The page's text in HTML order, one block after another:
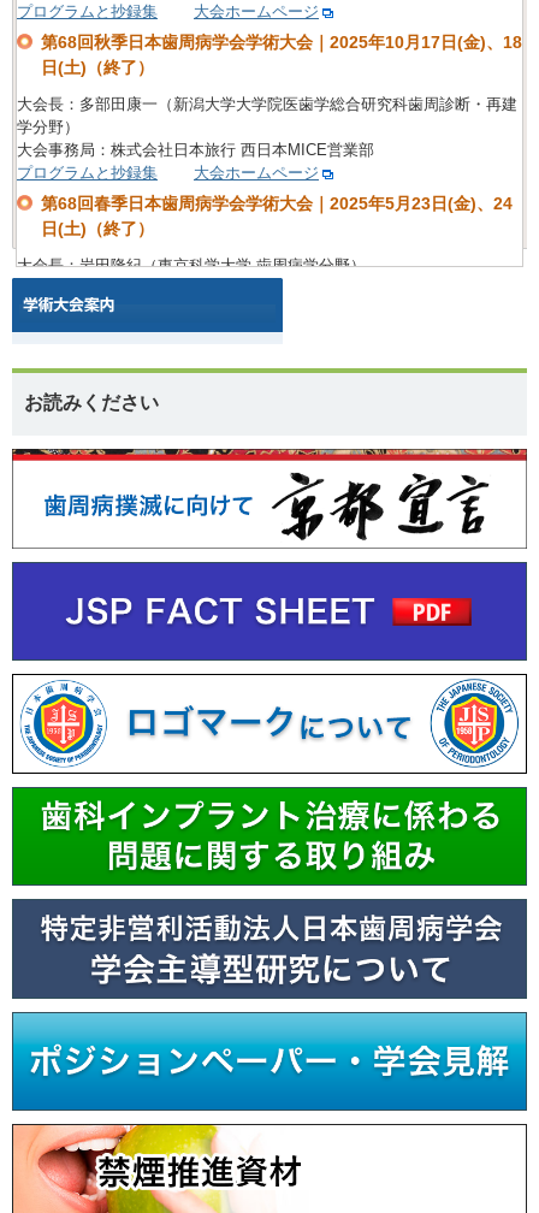
第72回春季日本歯周病学会学術大会｜未定
場所：未定
大会長：竹立匡秀（大阪大学大学院歯学研究科口腔治療学講座）
第72回秋季日本歯周病学会学術大会｜2029年10月12日(金)、13
日(土)
場所：幕張メッセ
大会長：中山洋平（日本大学松戸歯学部歯周治療学講座）
第74回春季日本歯周病学会学術大会｜未定
大会長：高橋直紀（北海道大学大学院歯学研究院 歯周病学教室）
プログラムと抄録集
大会ホームページ
第68回秋季日本歯周病学会学術大会｜2025年10月17日(金)、18
日(土)（終了）
大会長：多部田康一（新潟大学大学院医歯学総合研究科歯周診断・再建
学分野）
大会事務局：株式会社日本旅行 西日本MICE営業部
プログラムと抄録集
大会ホームページ
第68回春季日本歯周病学会学術大会｜2025年5月23日(金)、24
日(土)（終了）
大会長：岩田隆紀（東京科学大学 歯周病学分野）
プログラムと抄録集
(土)（終了）
大会長：菅谷 勉（北海道大学大学院歯学研究院歯周病学教室）
プログラムと抄録集
大会ホームページ
第67回春季日本歯周病学会学術大会｜2024年5月24日(金)、25
日(土)（終了）
大会長：高橋慶壮（奥羽大学歯学部歯科保存学講座歯周病学分野）
大会事務局：株式会社日本旅行 大阪法人営業統括部 MICE営業部
第66回秋季日本歯周病学会学術大会｜2023年10月13日(金)、14
大会長：吉村篤利（長崎大学大学院医歯薬学総合研究科歯周歯内治療学
分野）
大会事務局：株式会社日本旅行 大阪法人営業統括部 MICE営業部
プログラムと抄録集
第66回春季日本歯周病学会学術大会｜2023年5月26日(金)、5月
27日(土)（終了）
大会長：湯本浩通（徳島大学大学院医歯薬学研究部 歯内歯周治療学分野
大会事務局：株式会社日本旅行 大阪法人営業統括部 MICE営業部
第65回秋季日本歯周病学会学術大会｜2022年9月2日(金)、9月3
日(土)（終了）
大会長：山田聡（東北大学大学院歯学研究科歯内歯周治療学分野）
プログラムと抄録集
大会ホームページ
第65回春季日本歯周病学会学術大会｜2022年6月3日(金)、6月4
大会長：佐藤秀一（日本大学歯学部保存学教室歯周病学講座）
大会事務局：株式会社日本旅行 大阪法人営業統括部 MICE営業部
プログラムと抄録集
大会ホームページ
お読みください